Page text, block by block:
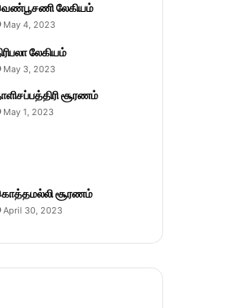
லேகியம்
May 4, 2023
லேகியம்
May 3, 2023
சூரணம்
May 1, 2023
சூரணம்
April 30, 2023